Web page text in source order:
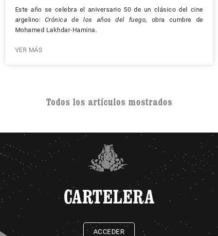
Este año se celebra el aniversario 50 de un clásico del cine
argelino: Crónica de los años del fuego, obra cumbre de
Mohamed Lakhdar-Hamina.
VER MÁS
Todos los artículos mostrados
CARTELERA
ACCEDER